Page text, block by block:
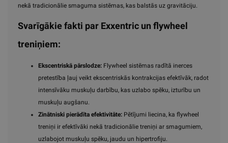
nekā tradicionālie smaguma sistēmas, kas balstās uz gravitāciju.
Svarīgākie fakti par Exxentric un flywheel
treniņiem:
Ekscentriskā pārslodze: Flywheel sistēmas radītā inerces
pretestība ļauj veikt ekscentriskās kontrakcijas efektīvāk, radot
intensīvāku muskuļu darbību, kas uzlabo spēku, izturību un
muskuļu augšanu.
Zinātniski pierādīta efektivitāte: Pētījumi liecina, ka flywheel
treniņi ir efektīvāki nekā tradicionālie treniņi ar smagumiem,
uzlabojot muskuļu spēku, jaudu un hipertrofiju.